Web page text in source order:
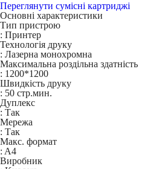
Переглянути сумісні картриджі
Основні характеристики
Тип пристрою
: Принтер
Технологія друку
: Лазерна монохромна
Максимальна роздільна здатність
: 1200*1200
Швидкість друку
: 50 стр.мин.
Дуплекс
: Так
Мережа
: Так
Макс. формат
: A4
Виробник